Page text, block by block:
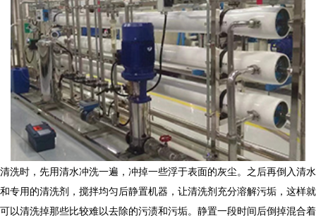
清洗时，先用清水冲洗一遍，冲掉一些浮于表面的灰尘。之后再倒入清水
和专用的清洗剂，搅拌均匀后静置机器，让清洗剂充分溶解污垢，这样就
可以清洗掉那些比较难以去除的污渍和污垢。静置一段时间后倒掉混合着